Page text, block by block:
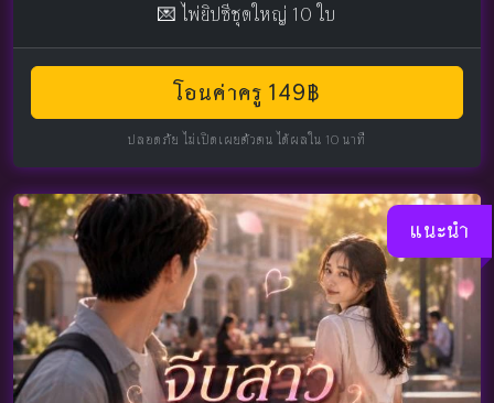
💌 ไพ่ยิปซีชุดใหญ่ 10 ใบ
โอนค่าครู 149฿
ปลอดภัย ไม่เปิดเผยตัวตน ได้ผลใน 10 นาที
แนะนำ